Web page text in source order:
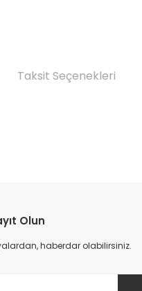
Taksit Seçenekleri
Olun
haberdar olabilirsiniz.